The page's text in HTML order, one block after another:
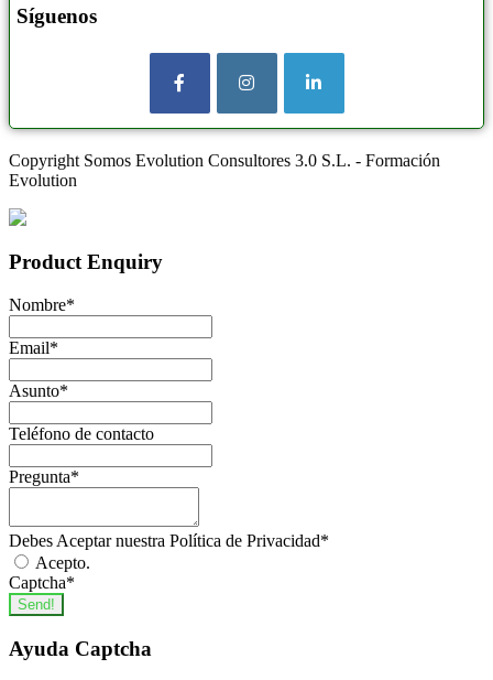
Síguenos
Copyright Somos Evolution Consultores 3.0 S.L. - Formación
Evolution
Product Enquiry
Nombre*
Email*
Asunto*
Teléfono de contacto
Pregunta*
Debes Aceptar nuestra Política de Privacidad*
Acepto.
Captcha*
Send!
Ayuda Captcha